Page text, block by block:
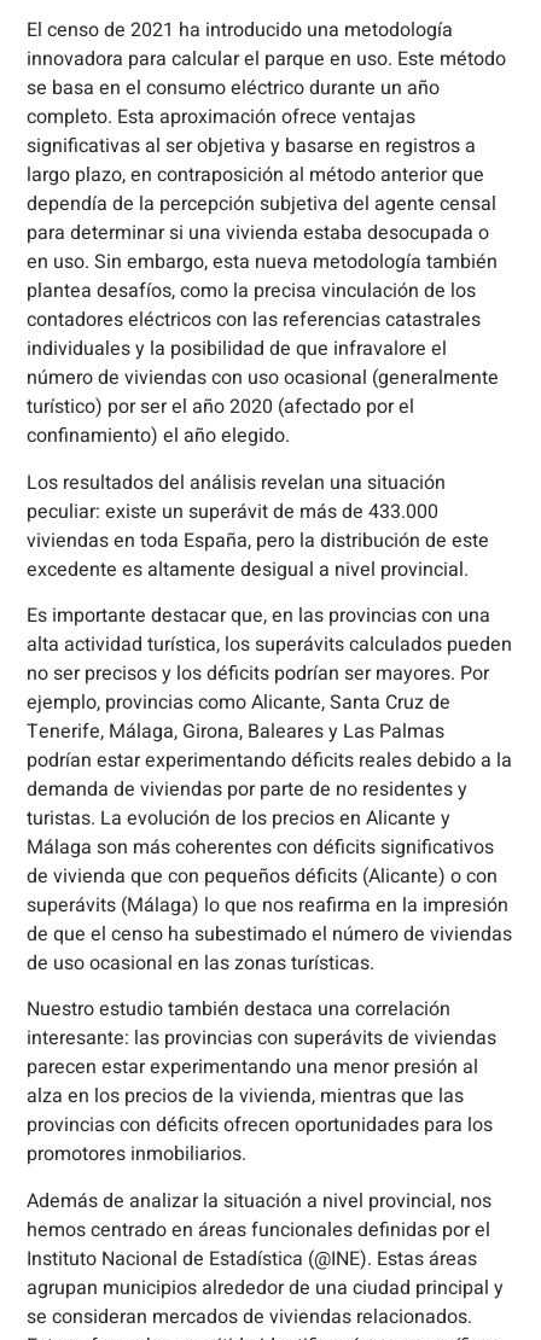
El censo de 2021 ha introducido una metodología
innovadora para calcular el parque en uso. Este método
se basa en el consumo eléctrico durante un año
completo. Esta aproximación ofrece ventajas
significativas al ser objetiva y basarse en registros a
largo plazo, en contraposición al método anterior que
dependía de la percepción subjetiva del agente censal
para determinar si una vivienda estaba desocupada o
en uso. Sin embargo, esta nueva metodología también
plantea desafíos, como la precisa vinculación de los
contadores eléctricos con las referencias catastrales
individuales y la posibilidad de que infravalore el
número de viviendas con uso ocasional (generalmente
turístico) por ser el año 2020 (afectado por el
confinamiento) el año elegido.
Los resultados del análisis revelan una situación
peculiar: existe un superávit de más de 433.000
viviendas en toda España, pero la distribución de este
excedente es altamente desigual a nivel provincial.
Es importante destacar que, en las provincias con una
alta actividad turística, los superávits calculados pueden
no ser precisos y los déficits podrían ser mayores. Por
ejemplo, provincias como Alicante, Santa Cruz de
Tenerife, Málaga, Girona, Baleares y Las Palmas
podrían estar experimentando déficits reales debido a la
demanda de viviendas por parte de no residentes y
turistas. La evolución de los precios en Alicante y
Málaga son más coherentes con déficits significativos
de vivienda que con pequeños déficits (Alicante) o con
superávits (Málaga) lo que nos reafirma en la impresión
de que el censo ha subestimado el número de viviendas
de uso ocasional en las zonas turísticas.
Nuestro estudio también destaca una correlación
interesante: las provincias con superávits de viviendas
parecen estar experimentando una menor presión al
alza en los precios de la vivienda, mientras que las
provincias con déficits ofrecen oportunidades para los
promotores inmobiliarios.
Además de analizar la situación a nivel provincial, nos
hemos centrado en áreas funcionales definidas por el
Instituto Nacional de Estadística (@INE). Estas áreas
agrupan municipios alrededor de una ciudad principal y
se consideran mercados de viviendas relacionados.